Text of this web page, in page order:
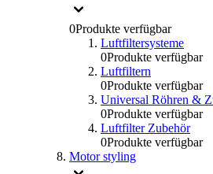
0Produkte verfügbar
Luftfiltersysteme
0Produkte verfügbar
Luftfiltern
0Produkte verfügbar
Universal Röhren &
0Produkte verfügbar
Luftfilter Zubehör
0Produkte verfügbar
Motor styling